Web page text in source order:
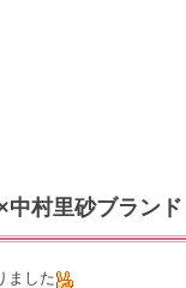
村里砂ブランド
ました